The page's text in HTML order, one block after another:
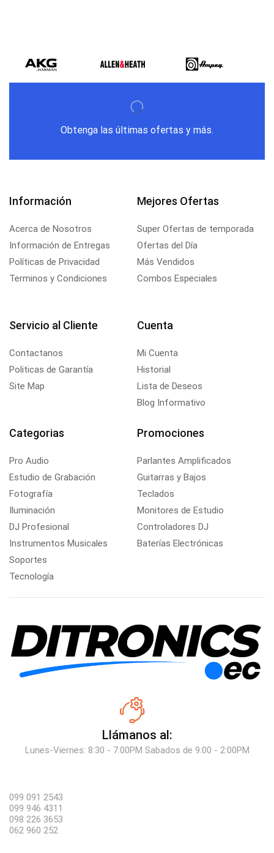
Obtenga las últimas ofertas y más.
Información
Acerca de Nosotros
Información de Entregas
Políticas de Privacidad
Terminos y Condiciones
Mejores Ofertas
Super Ofertas de temporada
Ofertas del Día
Más Vendidos
Combos Especiales
Servicio al Cliente
Contactanos
Politicas de Garantía
Site Map
Cuenta
Mi Cuenta
Historial
Lista de Deseos
Blog Informativo
Categorias
Pro Audio
Estudio de Grabación
Fotografía
Iluminación
DJ Profesional
Instrumentos Musicales
Soportes
Tecnología
Promociones
Parlantes Amplificados
Guitarras y Bajos
Teclados
Monitores de Estudio
Controladores DJ
Baterías Electrónicas
Llámanos al:
Lunes-Viernes: 8:30 - 7:00PM Sabados de 9:00 - 2:00PM
099 091 2543
099 946 4311
098 226 3653
062 960 252